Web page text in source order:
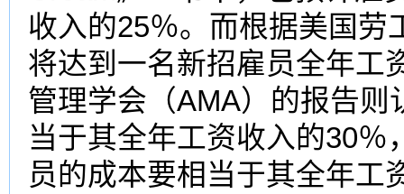
收入的25％。而根据美国劳
将达到一名新招雇员全年工
管理学会（AMA）的报告则
当于其全年工资收入的30
员的成本要相当于其全年工